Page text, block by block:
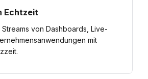
Echtzeit
von Dashboards, Live-
mit